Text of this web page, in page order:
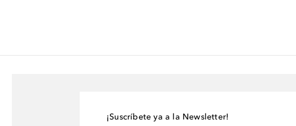
¡Suscríbete ya a la Newsletter!